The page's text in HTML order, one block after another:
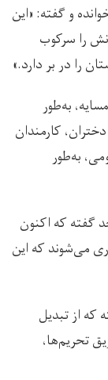
و گفته: «اين
را سركوب
را در بر دارد.»
به‌طور
كارمندان
به‌طور
گفته که اكنون
می‌شوند که اين
از تبدیل
تحریم‌ها،